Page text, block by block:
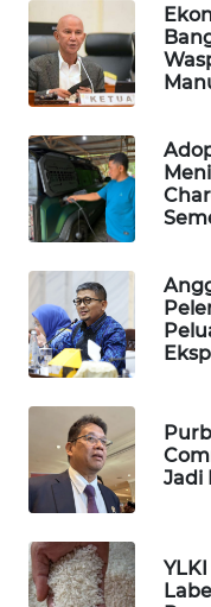
Jadi
WAHANA
HEALTH
WAHANA
WISATA
LAPAK
WAHANA
Wahana
Network
KONSUMEN
LISTRIK
MASYARAKAT
KELISTRIKAN
WALINKI
ID